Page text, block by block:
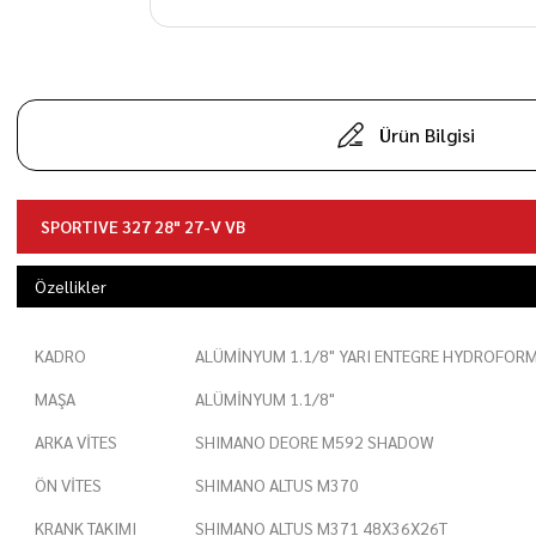
Ürün Bilgisi
SPORTIVE 327 28" 27-V VB
Özellikler
KADRO
ALÜMİNYUM 1.1/8" YARI ENTEGRE
MAŞA
ALÜMİNYUM 1.1/8"
ARKA VİTES
SHIMANO DEORE M592 SHADOW
ÖN VİTES
SHIMANO ALTUS M370
KRANK TAKIMI
SHIMANO ALTUS M371 48X36X26T